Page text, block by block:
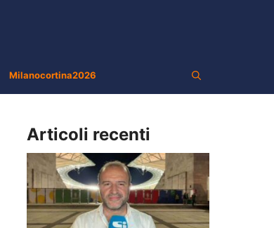
Milanocortina2026
Articoli recenti